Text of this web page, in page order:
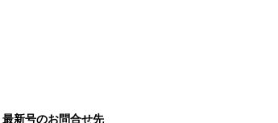
最新号のお問合せ先